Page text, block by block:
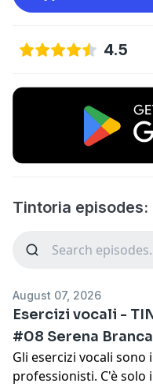
4.5
Tintoria episodes:
August 07, 2026
Esercizi vocali -
#08 Serena
Gli esercizi vocali
professionisti. C'è